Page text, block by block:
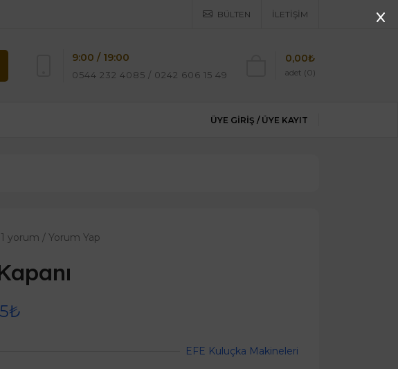
BÜLTEN İLETIŞIM
9:00 / 19:00
0544 232 4085 / 0242 606 15 49 adet (0)
0,00₺
ÜYE GIRIŞ / ÜYE KAYIT
1 yorum / Yorum Yap
EFE Kuluçka Makineleri